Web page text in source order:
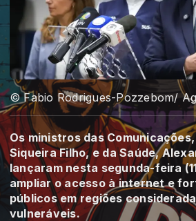
© Fabio Rodrigues-Pozzebom/
Os ministros das
Siqueira Filho, e da Saúde,
lançaram nesta segunda-feira
ampliar o acesso à internet e
públicos em regiões
vulneráveis.